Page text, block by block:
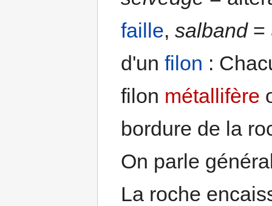
faille,salband=
d'unfilon :
filon métallifère
bordure de la
On parle
La roche